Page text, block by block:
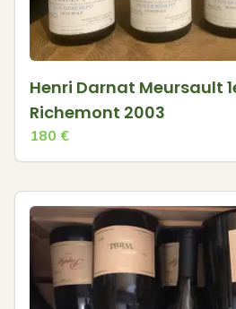
Henri Darnat Meursault
Richemont 2003
180 €